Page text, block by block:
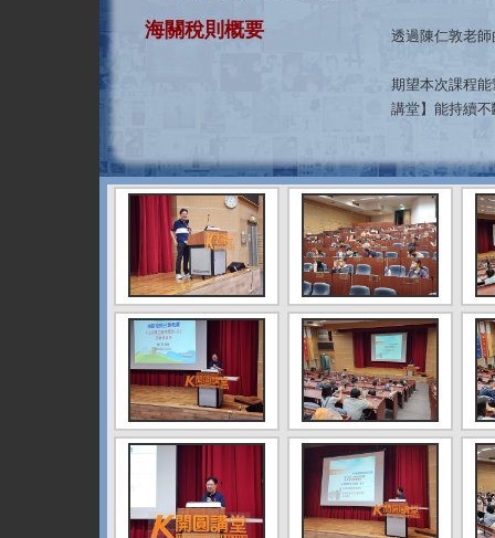
海關稅則概要
透過陳仁敦老
期望本次課程
講堂】能持續